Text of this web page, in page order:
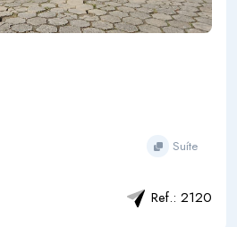
Suíte
Ref.: 2120